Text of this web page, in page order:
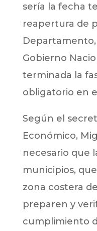
sería la fecha
reapertura de
Gobierno
terminada la
obligatorio en
Según el
Económico,
necesario que
municipios,
zona costera
preparen y
cumplimiento